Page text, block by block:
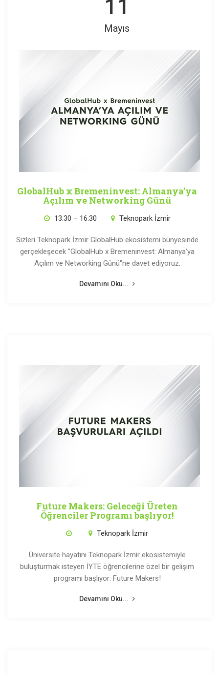
11
Mayıs
GlobalHub x Bremeninvest: Almanya’ya
Açılım ve Networking Günü
13:30 – 16:30 Teknopark İzmir
Sizleri Teknopark İzmir GlobalHub ekosistemi bünyesinde
gerçekleşecek "GlobalHub x Bremeninvest: Almanya’ya
Açılım ve Networking Günü"ne davet ediyoruz.
Devamını Oku...
Future Makers: Geleceği Üreten
Öğrenciler Programı başlıyor!
Teknopark İzmir
Üniversite hayatını Teknopark İzmir ekosistemiyle
buluşturmak isteyen İYTE öğrencilerine özel bir gelişim
programı başlıyor: Future Makers!
Devamını Oku...